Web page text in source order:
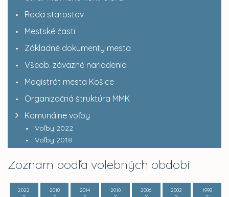
Rada starostov
Mestské časti
Základné dokumenty mesta
Všeob. záväzné nariadenia
Magistrát mesta Košice
Organizačná štruktúra MMK
Komunálne voľby
Voľby 2022
Voľby 2018
Zoznam podľa volebných období
2022
2018
2014
2010
2006
2002
1998